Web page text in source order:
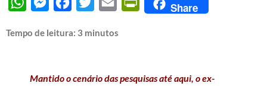
Share
Tempo de leitura: 3 minutos
Mantido o cenário das pesquisas até aqui, o ex-